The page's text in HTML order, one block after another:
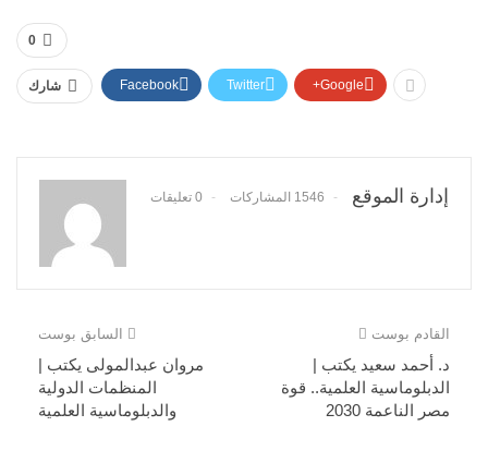
0
شارك Facebook Twitter Google+
إدارة الموقع 1546 المشاركات 0 تعليقات
السابق بوست
مروان عبدالمولى يكتب |
المنظمات الدولية
والدبلوماسية العلمية
القادم بوست
د. أحمد سعيد يكتب |
الدبلوماسية العلمية.. قوة
مصر الناعمة 2030